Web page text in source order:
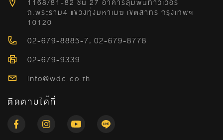
1168/81-82 ชั้น 27 อาคารลุมพีนีทาวเวอร์
ถ.พระราม4 แขวงทุ่งมหาเมฆ เขตสาทร กรุงเทพฯ
10120
02-679-8885-7, 02-679-8778
02-679-9339
info@wdc.co.th
ติดตามได้ที่